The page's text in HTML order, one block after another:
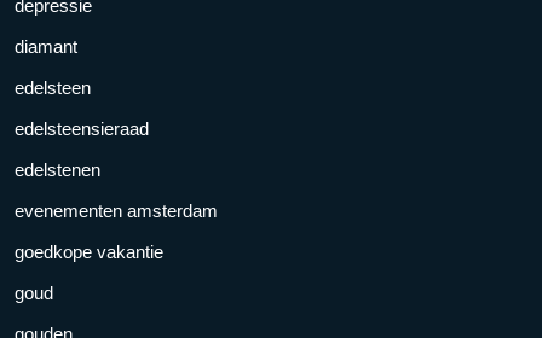
depressie
diamant
edelsteen
edelsteensieraad
edelstenen
evenementen amsterdam
goedkope vakantie
goud
gouden